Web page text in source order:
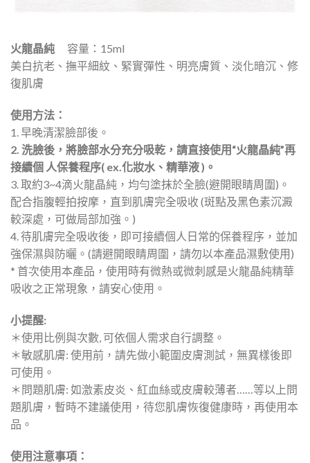
火龍晶純
容量：15ml
美白抗老、撫平細紋、緊實彈性、明亮膚質、淡化暗沉、修
復肌膚
使用方法：
1. 早晚清潔臉部後。
2. 洗臉後，將臉部水分充分吸乾，請直接使用“火龍晶純”再
接續個 人保養程序( ex.化妝水、精華液 )。
3. 取約3~4滴火龍晶純，均勻塗抹於全臉(避開眼睛周圍)。
配合指腹輕拍按摩，直到肌膚完全吸收 (斑點及黑色素沉澱
較深處，可做局部加強。)
4. 待肌膚完全吸收後，即可接續個人日常的保養程序，並加
強保濕與防曬。(請避開眼睛周圍，請勿以本產品濕敷使用)
* 首次使用本產品，使用時有微熱或微刺感是火龍晶純精華
吸收之正常現象，請安心使用。
小提醒:
＊使用比例與次數, 可依個人需求自行調整。
＊敏感肌膚: 使用前，請先做小範圍皮膚測試，無異樣後即
可使用。
＊問題肌膚: 如激素皮炎、紅血絲或皮膚較薄者……等以上問
題肌膚，暫時不建議使用，待您肌膚恢復健康時，再使用本
品。
使用注意事項：